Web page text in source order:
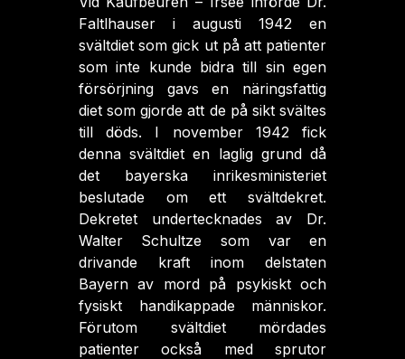
Faltlhauser i augusti 1942 en
svältdiet som gick ut på att patienter
som inte kunde bidra till sin egen
försörjning gavs en näringsfattig
diet som gjorde att de på sikt svältes
till döds. I november 1942 fick
denna svältdiet en laglig grund då
det bayerska inrikesministeriet
beslutade om ett svältdekret.
Dekretet undertecknades av Dr.
Walter Schultze som var en
drivande kraft inom delstaten
Bayern av mord på psykiskt och
fysiskt handikappade människor.
Förutom svältdiet mördades
patienter också med sprutor